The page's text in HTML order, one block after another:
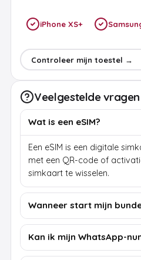
iPhone XS+
Controleer mijn toestel →
Veelgestelde
Wat is een eSIM?
Een eSIM is een digitale
met een QR-code of
simkaart te wisselen.
Wanneer start mijn
Kan ik mijn WhatsApp-